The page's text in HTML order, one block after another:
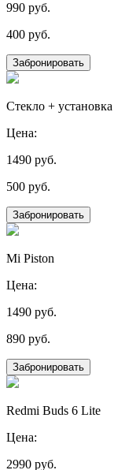
990 руб.
400 руб.
Забронировать
Стекло + установка
Цена:
1490 руб.
500 руб.
Забронировать
Mi Piston
Цена:
1490 руб.
890 руб.
Забронировать
Redmi Buds 6 Lite
Цена:
2990 руб.